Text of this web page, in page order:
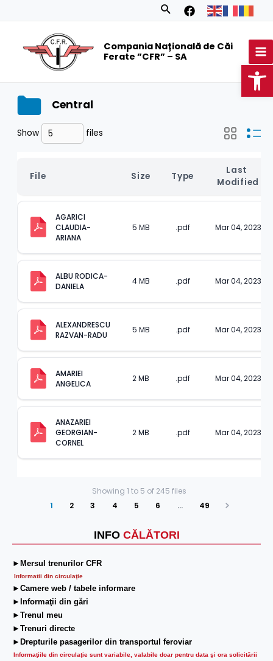
Search
Compania Națională de Căi
Ferate ”CFR” – SA
INFO CĂLĂTORI
►Mersul trenurilor CFR
Informatii din circulaţie
►Camere web / tabele informare
►Informaţii din gări
►Trenul meu
►Trenuri directe
►Drepturile pasagerilor din transportul feroviar
Informaţiile din circulaţie sunt variabile, valabile doar pentru data şi ora solicitării
Central
Show files
File Size Type
Last
Modified
AGARICI
CLAUDIA-
ARIANA
5 MB .pdf Mar 04, 2023
ALBU RODICA-
DANIELA
4 MB .pdf Mar 04, 2023
ALEXANDRESCU
RAZVAN-RADU
5 MB .pdf Mar 04, 2023
AMARIEI
ANGELICA
2 MB .pdf Mar 04, 2023
ANAZARIEI
GEORGIAN-
CORNEL
2 MB .pdf Mar 04, 2023
Showing 1 to 5 of 245 files
1
2 3 4 5 6 … 49
Next